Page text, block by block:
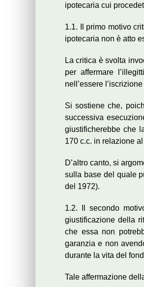
ipotecaria cui
1.1. Il primo motivo
ipotecaria non è atto
La critica è svolta
per affermare
nell’essere
Si sostiene che,
successiva
giustificherebbe che
170 c.c. in relazione
D’altro canto, si
sulla base del quale
del 1972).
1.2. Il secondo
giustificazione della
che essa non
garanzia e non
durante la vita del
Tale affermazione